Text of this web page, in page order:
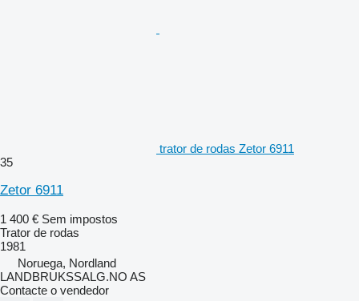
trator de rodas Zetor 6911
35
Zetor 6911
1 400 € Sem impostos
Trator de rodas
1981
Noruega, Nordland
LANDBRUKSSALG.NO AS
Contacte o vendedor